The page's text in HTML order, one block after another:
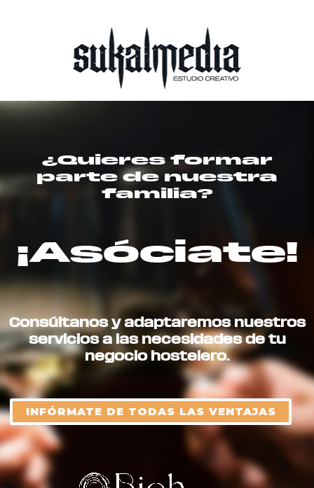
¿Quieres formar
parte de nuestra
familia?
¡Asóciate!
Consúltanos y adaptaremos nuestros
servicios a las necesidades de tu
negocio hostelero.
INFÓRMATE DE TODAS LAS VENTAJAS